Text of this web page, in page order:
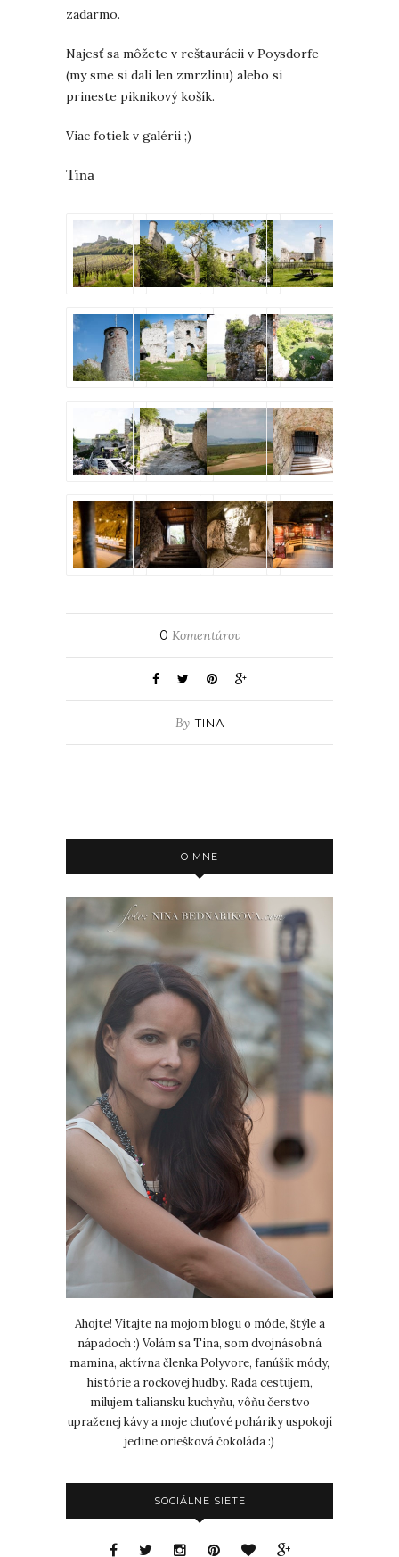
zadarmo.
Najesť sa môžete v reštaurácii v Poysdorfe
(my sme si dali len zmrzlinu) alebo si
prineste piknikový košík.
Viac fotiek v galérii ;)
Tina
0 Komentárov
By TINA
O MNE
Ahojte! Vitajte na mojom blogu o móde, štýle a
nápadoch :) Volám sa Tina, som dvojnásobná
mamina, aktívna členka Polyvore, fanúšik módy,
histórie a rockovej hudby. Rada cestujem,
milujem taliansku kuchyňu, vôňu čerstvo
upraženej kávy a moje chuťové poháriky uspokojí
jedine oriešková čokoláda :)
SOCIÁLNE SIETE